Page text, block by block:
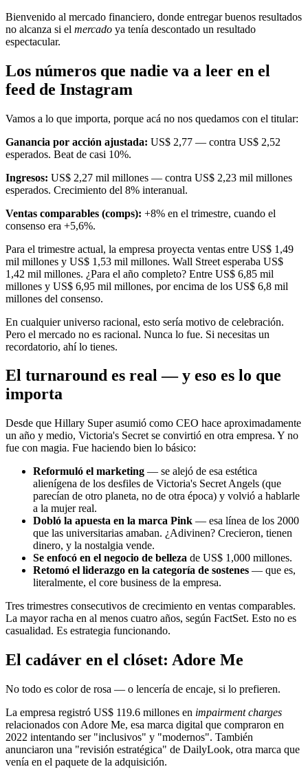
Bienvenido al mercado financiero, donde entregar buenos resultados
no alcanza si el mercado ya tenía descontado un resultado
espectacular.
Los números que nadie va a leer en el
feed de Instagram
Vamos a lo que importa, porque acá no nos quedamos con el titular:
Ganancia por acción ajustada: US$ 2,77 — contra US$ 2,52
esperados. Beat de casi 10%.
Ingresos: US$ 2,27 mil millones — contra US$ 2,23 mil millones
esperados. Crecimiento del 8% interanual.
Ventas comparables (comps): +8% en el trimestre, cuando el
consenso era +5,6%.
Para el trimestre actual, la empresa proyecta ventas entre US$ 1,49
mil millones y US$ 1,53 mil millones. Wall Street esperaba US$
1,42 mil millones. ¿Para el año completo? Entre US$ 6,85 mil
millones y US$ 6,95 mil millones, por encima de los US$ 6,8 mil
millones del consenso.
En cualquier universo racional, esto sería motivo de celebración.
Pero el mercado no es racional. Nunca lo fue. Si necesitas un
recordatorio, ahí lo tienes.
El turnaround es real — y eso es lo que
importa
Desde que Hillary Super asumió como CEO hace aproximadamente
un año y medio, Victoria's Secret se convirtió en otra empresa. Y no
fue con magia. Fue haciendo bien lo básico:
Reformuló el marketing — se alejó de esa estética
alienígena de los desfiles de Victoria's Secret Angels (que
parecían de otro planeta, no de otra época) y volvió a hablarle
a la mujer real.
Dobló la apuesta en la marca Pink — esa línea de los 2000
que las universitarias amaban. ¿Adivinen? Crecieron, tienen
dinero, y la nostalgia vende.
Se enfocó en el negocio de belleza de US$ 1,000 millones.
Retomó el liderazgo en la categoría de sostenes — que es,
literalmente, el core business de la empresa.
Tres trimestres consecutivos de crecimiento en ventas comparables.
La mayor racha en al menos cuatro años, según FactSet. Esto no es
casualidad. Es estrategia funcionando.
El cadáver en el clóset: Adore Me
No todo es color de rosa — o lencería de encaje, si lo prefieren.
La empresa registró US$ 119.6 millones en impairment charges
relacionados con Adore Me, esa marca digital que compraron en
2022 intentando ser "inclusivos" y "modernos". También
anunciaron una "revisión estratégica" de DailyLook, otra marca que
venía en el paquete de la adquisición.